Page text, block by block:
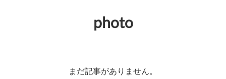
photo
まだ記事がありません。